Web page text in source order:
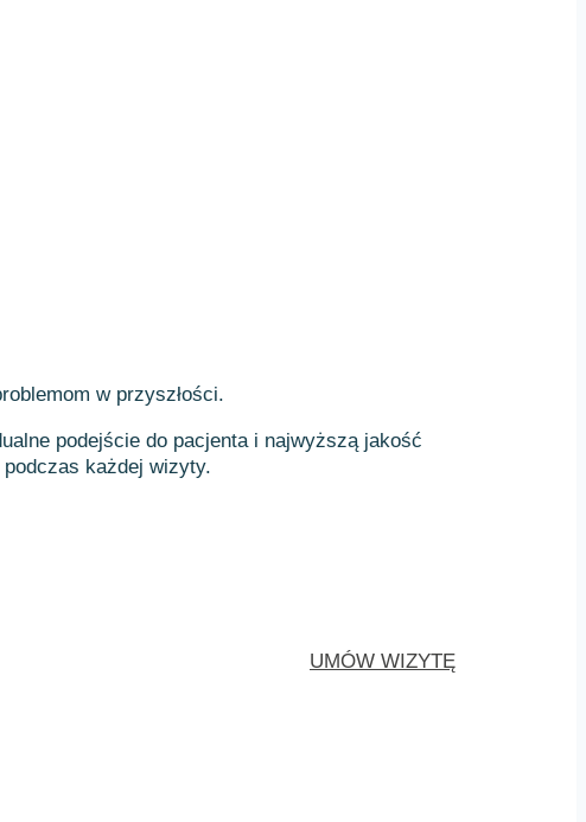
w przyszłości.
podejście do pacjenta i najwyższą jakość
każdej wizyty.
UMÓW WIZYTĘ